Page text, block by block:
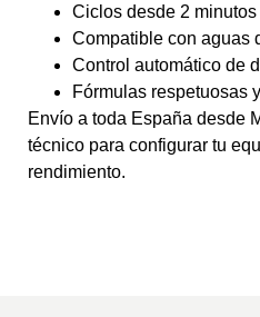
Ciclos desde 2 minutos
Compatible con aguas
Control automático de
Fórmulas respetuosas
Envío a toda España desde
técnico para configurar tu
rendimiento.